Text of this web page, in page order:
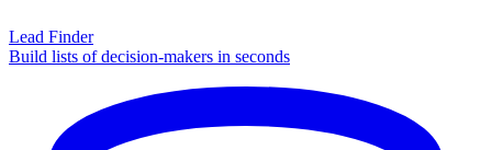
Lead Finder
Build lists of decision-makers in seconds